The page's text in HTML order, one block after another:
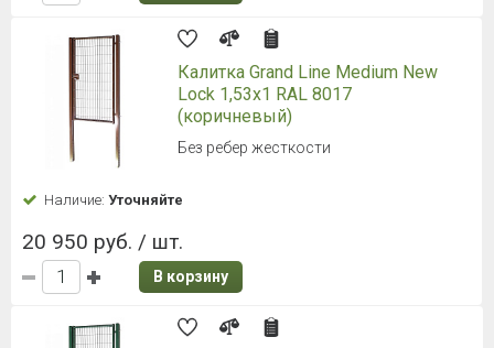
Калитка Grand Line Medium New
Lock 1,53x1 RAL 8017
(коричневый)
Без ребер жесткости
Наличие: Уточняйте
20 950 руб. / шт.
В корзину